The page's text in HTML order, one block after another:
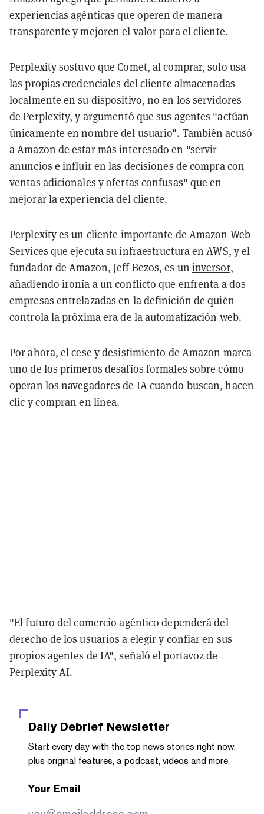
experiencias agénticas que operen de manera
transparente y mejoren el valor para el cliente.
Perplexity sostuvo que Comet, al comprar, solo usa
las propias credenciales del cliente almacenadas
localmente en su dispositivo, no en los servidores
de Perplexity, y argumentó que sus agentes "actúan
únicamente en nombre del usuario". También acusó
a Amazon de estar más interesado en "servir
anuncios e influir en las decisiones de compra con
ventas adicionales y ofertas confusas" que en
mejorar la experiencia del cliente.
Perplexity es un cliente importante de Amazon Web
Services que ejecuta su infraestructura en AWS, y el
fundador de Amazon, Jeff Bezos, es un inversor,
añadiendo ironía a un conflicto que enfrenta a dos
empresas entrelazadas en la definición de quién
controla la próxima era de la automatización web.
Por ahora, el cese y desistimiento de Amazon marca
uno de los primeros desafíos formales sobre cómo
operan los navegadores de IA cuando buscan, hacen
clic y compran en línea.
"El futuro del comercio agéntico dependerá del
derecho de los usuarios a elegir y confiar en sus
propios agentes de IA", señaló el portavoz de
Perplexity AI.
Daily Debrief Newsletter
Start every day with the top news stories right now,
plus original features, a podcast, videos and more.
Your Email